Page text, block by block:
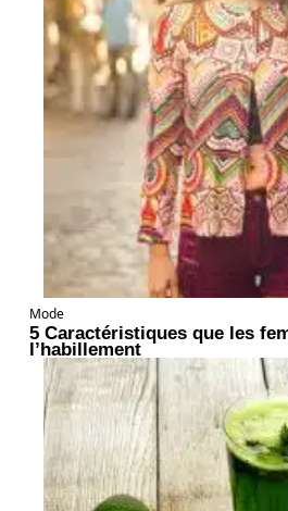
Mode
5 Caractéristiques que les
l’habillement